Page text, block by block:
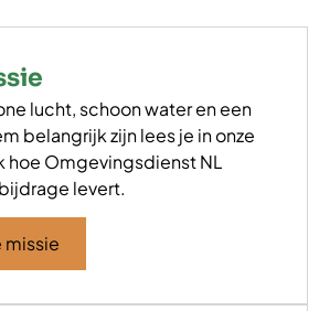
lucht, schoon water en een
belangrijk zijn lees je in onze
hoe Omgevingsdienst NL
levert.
missie